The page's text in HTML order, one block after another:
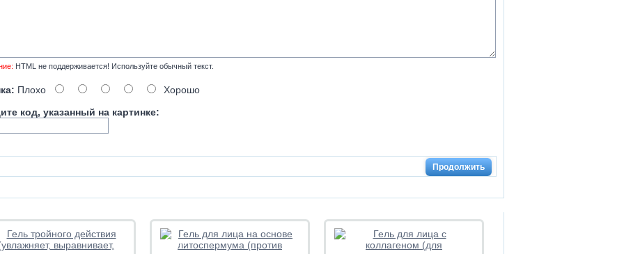
HTML не поддерживается! Используйте обычный текст.
Плохо
Хорошо
код, указанный на картинке:
Продолжить
-25%